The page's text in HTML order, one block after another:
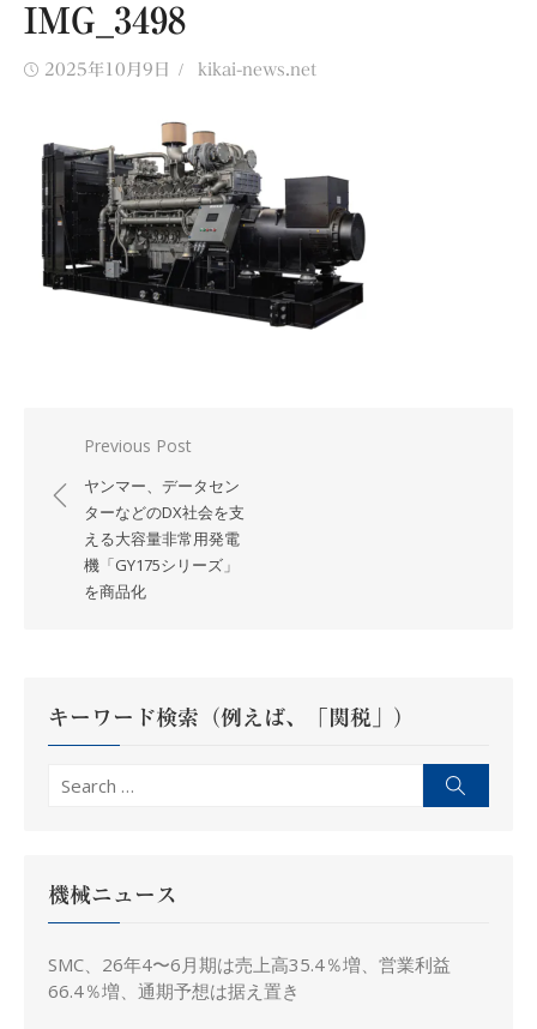
IMG_3498
Posted
2025年10月9日 Author
kikai-news.net
稿
ナ
ン
Previous Post
ヤンマー、データセン
ターなどのDX社会を支
える大容量非常用発電
機「GY175シリーズ」
を商品化
キーワード検索（例えば、「関税」）
Search
機械ニュース
SMC、26年4〜6月期は売上高35.4％増、営業利益
66.4％増、通期予想は据え置き